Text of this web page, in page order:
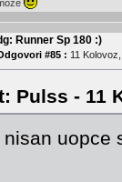
Runner Sp 180 :)
#85 : 11
Pulss - 11
nisan